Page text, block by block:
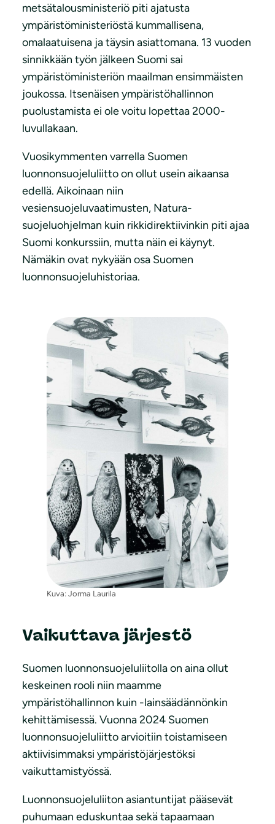
metsätalousministeriö piti ajatusta
ympäristöministeriöstä kummallisena,
omalaatuisena ja täysin asiattomana. 13 vuoden
sinnikkään työn jälkeen Suomi sai
ympäristöministeriön maailman ensimmäisten
joukossa. Itsenäisen ympäristöhallinnon
puolustamista ei ole voitu lopettaa 2000-
luvullakaan.
Vuosikymmenten varrella Suomen
luonnonsuojeluliitto on ollut usein aikaansa
edellä. Aikoinaan niin
vesiensuojeluvaatimusten, Natura-
suojeluohjelman kuin rikkidirektiivinkin piti ajaa
Suomi konkurssiin, mutta näin ei käynyt.
Nämäkin ovat nykyään osa Suomen
luonnonsuojeluhistoriaa.
Kuva: Jorma Laurila
Vaikuttava järjestö
Suomen luonnonsuojeluliitolla on aina ollut
keskeinen rooli niin maamme
ympäristöhallinnon kuin -lainsäädännönkin
kehittämisessä. Vuonna 2024 Suomen
luonnonsuojeluliitto arvioitiin toistamiseen
aktiivisimmaksi ympäristöjärjestöksi
vaikuttamistyössä.
Luonnonsuojeluliiton asiantuntijat pääsevät
puhumaan eduskuntaa sekä tapaamaan